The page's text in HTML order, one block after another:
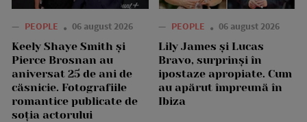
— PEOPLE 06 august 2026
Keely Shaye Smith și
Pierce Brosnan au
aniversat 25 de ani de
căsnicie. Fotografiile
romantice publicate de
soția actorului
— PEOPLE 06 august 2026
Lily James și Lucas
Bravo, surprinși în
ipostaze apropiate. Cum
au apărut împreună în
Ibiza